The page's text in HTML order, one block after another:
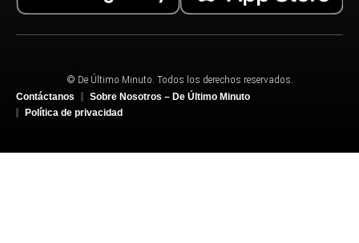
© De Último Minuto. Todos los derechos reservados.
Contáctanos
Sobre Nosotros – De Último Minuto
Política de privacidad